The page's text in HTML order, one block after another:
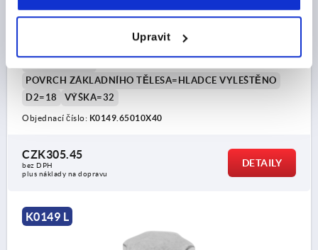
Upravit
HLADCE VYLEŠTĚNO, KOMP:NEREZ
VNĚJŠÍ PRŮMĚR=50
POVRCH ZÁKLADNÍHO TĚLESA=HLADCE VYLEŠTĚNO
D2=18
VÝŠKA=32
Objednací číslo: K0149.65010X40
CZK305.45
bez DPH
plus náklady na dopravu
DETAILY
K0149 L